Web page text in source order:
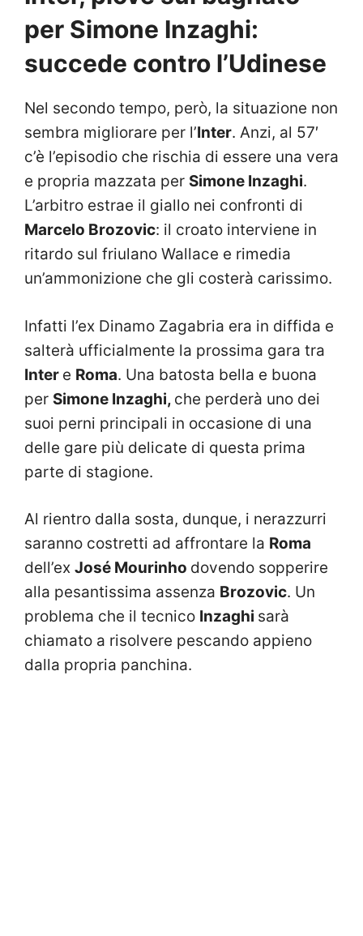
per Simone Inzaghi:
succede contro l’Udinese
Nel secondo tempo, però, la situazione non
sembra migliorare per l’Inter. Anzi, al 57′
c’è l’episodio che rischia di essere una vera
e propria mazzata per Simone Inzaghi.
L’arbitro estrae il giallo nei confronti di
Marcelo Brozovic: il croato interviene in
ritardo sul friulano Wallace e rimedia
un’ammonizione che gli costerà carissimo.
Infatti l’ex Dinamo Zagabria era in diffida e
salterà ufficialmente la prossima gara tra
Inter e Roma. Una batosta bella e buona
per Simone Inzaghi, che perderà uno dei
suoi perni principali in occasione di una
delle gare più delicate di questa prima
parte di stagione.
Al rientro dalla sosta, dunque, i nerazzurri
saranno costretti ad affrontare la Roma
dell’ex José Mourinho dovendo sopperire
alla pesantissima assenza Brozovic. Un
problema che il tecnico Inzaghi sarà
chiamato a risolvere pescando appieno
dalla propria panchina.